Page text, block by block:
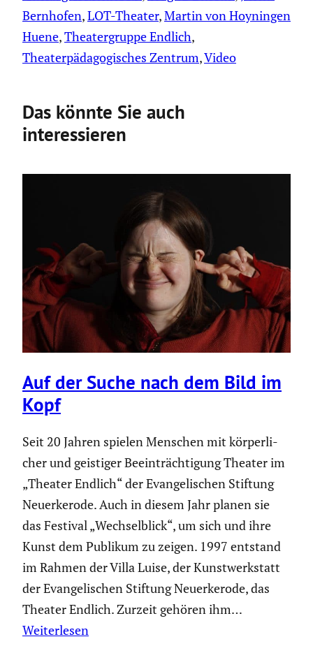
Bernhofen, LOT-Theater, Martin von Hoyningen
Huene, Theatergruppe Endlich
Theaterpädagogisches Zentrum, Video
Das könnte Sie auch
interessieren
Auf der Suche nach dem Bild im
Kopf
Seit 20 Jahren spielen Menschen mit körper­li­
cher und geistiger Beein­träch­ti­gung Theater im
„Theater Endlich“ der Evange­li­schen Stiftung
Neuerke­rode. Auch in diesem Jahr planen sie
das Festival „Wechsel­blick“, um sich und ihre
Kunst dem Publikum zu zeigen. 1997 entstand
im Rahmen der Villa Luise, der Kunst­werk­statt
der Evange­li­schen Stiftung Neuerke­rode, das
Theater Endlich. Zurzeit gehören ihm…
Weiterlesen